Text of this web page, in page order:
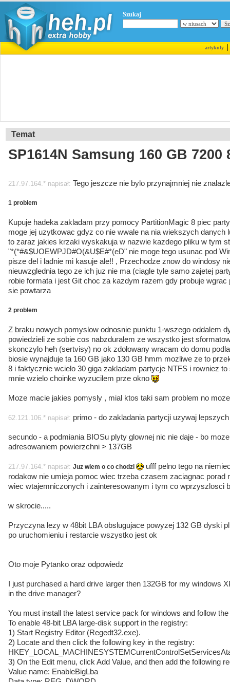
Szukaj
artykuły|
Temat
SP1614N Samsung 160 GB
217.97.164.* napisał: Tego jeszcze nie bylo przynajmniej nie
1 problem
Kupuje hadeka zakladam przy pomocy PartitionMagic 8 piec
moge jej uzytkowac gdyz co nie wwale na nia wiekszych danych
to zaraz jakies krzaki wyskakuja w nazwie kazdego pliku w tym
"*(*#&$UOEWPJD#O(&U$E#*(eD" nie moge tego usunac pod
pisze del i ladnie mi kasuje ale!! , Przechodze znow do windosy
nieuwzglednia tego ze ich juz nie ma (ciagle tyle samo zajetej
robie formata i jest Git choc za kazdym razem gdy probuje
sie powtarza
2 problem
Z braku nowych pomyslow odnosnie punktu 1-wszego oddalem
powiedzieli ze sobie cos nabzduralem ze wszystko jest
skonczylo heh (sertvisy) no ok zdołowany wracam do domu
biosie wynajduje ta 160 GB jako 130 GB hmm mozliwe ze to
8 i faktycznie wcielo 30 giga zakladam partycje NTFS i rowniez
mnie wzielo choinke wyzucilem prze okno
Moze macie jakies pomysly , mial ktos taki sam problem no
62.121.106.* napisał: primo - do zakladania partycji uzywaj
secundo - a podmiania BIOSu plyty glownej nic nie daje - bo
adresowaniem powierzchni > 137GB
217.97.164.* napisał: Juz wiem o co chodzi
ufff pelno tego na
rodakow nie umieja pomoc wiec trzeba czasem zaciagnac porad
wiec wtajemniczonych i zainteresowanym i tym co wprzyszlosci
w skrocie.....
Przyczyna lezy w 48bit LBA obslugujace powyzej 132 GB dyski
po uruchomieniu i restarcie wszystko jest ok
Oto moje Pytanko oraz odpowiedz
I just purchased a hard drive larger then 132GB for my windows
in the drive manager?
You must install the latest service pack for windows and follow
To enable 48-bit LBA large-disk support in the registry:
1) Start Registry Editor (Regedt32.exe).
2) Locate and then click the following key in the registry:
3) On the Edit menu, click Add Value, and then add the following
Value name: EnableBigLba